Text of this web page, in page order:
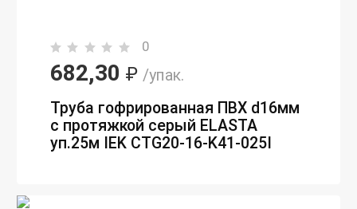
0
682,30 ₽ /упак.
Труба гофрированная ПВХ d16мм
с протяжкой серый ELASTA
уп.25м IEK CTG20-16-K41-025I